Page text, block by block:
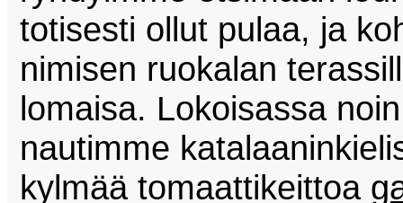
totisesti ollut pulaa, ja
nimisen ruokalan
lomaisa. Lokoisassa
nautimme
kylmää tomaattikeittoa